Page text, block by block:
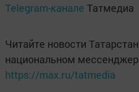
Telegram-канале Татмедиа
Читайте новости
национальном
https://max.ru/tatmedia